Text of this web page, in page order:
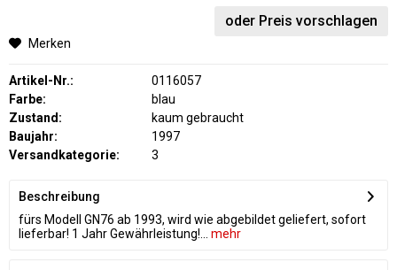
oder Preis vorschlagen
Merken
Artikel-Nr.:
0116057
Farbe:
blau
Zustand:
kaum gebraucht
Baujahr:
1997
Versandkategorie:
3
Beschreibung
fürs Modell GN76 ab 1993, wird wie abgebildet geliefert, sofort
lieferbar! 1 Jahr Gewährleistung!...
mehr